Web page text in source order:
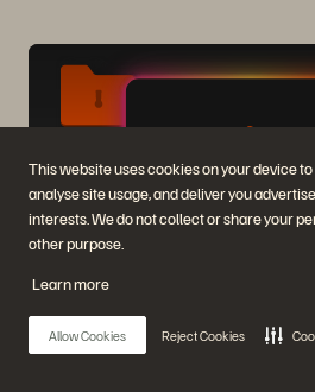
This website uses cookies on your device
analyse site usage, and deliver you
interests. We do not collect or share your
other purpose.
Learn more
Allow Cookies Reject Cookies
PURE360 DEMO’S
Ontdek, leer en ervaar
Krijg toegang tot on-demand video's en